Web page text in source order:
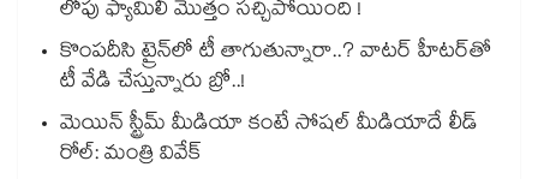
లోపు ఫ్యామిలీ మొత్తం సచ్చిపోయింది !
కొంపదీసి ట్రైన్⁬లో టీ తాగుతున్నారా..? వాటర్ హీటర్⁭⁭తో
టీ వేడి చేస్తున్నారు బ్రో..!
మెయిన్ స్ట్రీమ్ మీడియా కంటే సోషల్ మీడియాదే లీడ్
రోల్: మంత్రి వివేక్